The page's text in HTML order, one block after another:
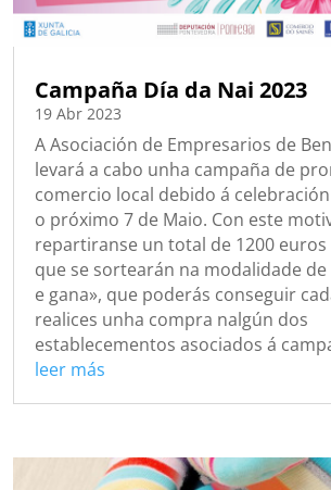
Campaña Día da Nai 2023
19 Abr 2023
A Asociación de Empresarios de
levará a cabo unha campaña de
comercio local debido á
o próximo 7 de Maio. Con este
repartiranse un total de 1200
que se sortearán na modalidade de
e gana», que poderás conseguir
realices unha compra nalgún dos
establecementos asociados á
leer más